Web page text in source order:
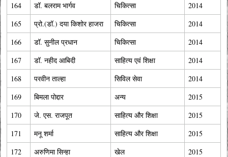
164
डॉ. बलराम भार्गव चि‍कि‍त्‍सा
2014
165
प्रो.(डॉ.) दया कि‍शोर हाजरा चि‍कि‍त्‍सा
2014
166
डॉ. सुनील प्रधान चि‍कि‍त्‍सा
2014
167
डॉ. नहीद आबि‍दी साहि‍त्‍य एवं शि‍क्षा
2014
168
परवीन ताल्‍हा सि‍वि‍ल सेवा
2014
169
बिमला पोद्दार अन्य
2015
170
जे. एस. राजपूत साहित्य और शिक्षा
2015
171
मनू शर्मा साहित्य और शिक्षा
2015
172
अरुणिमा सिन्हा खेल
2015